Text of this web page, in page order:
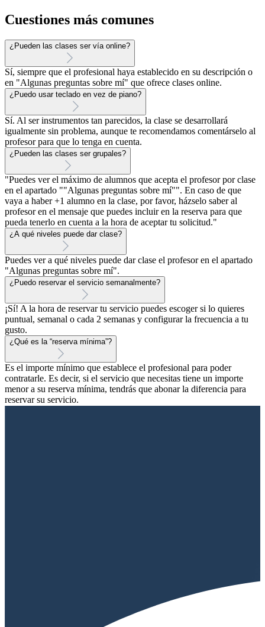
Cuestiones más comunes
¿Pueden las clases ser vía online?
Sí, siempre que el profesional haya establecido en su descripción o
en "Algunas preguntas sobre mí" que ofrece clases online.
¿Puedo usar teclado en vez de piano?
Sí. Al ser instrumentos tan parecidos, la clase se desarrollará
igualmente sin problema, aunque te recomendamos comentárselo al
profesor para que lo tenga en cuenta.
¿Pueden las clases ser grupales?
"Puedes ver el máximo de alumnos que acepta el profesor por clase
en el apartado ""Algunas preguntas sobre mí"". En caso de que
vaya a haber +1 alumno en la clase, por favor, házselo saber al
profesor en el mensaje que puedes incluir en la reserva para que
pueda tenerlo en cuenta a la hora de aceptar tu solicitud."
¿A qué niveles puede dar clase?
Puedes ver a qué niveles puede dar clase el profesor en el apartado
"Algunas preguntas sobre mí".
¿Puedo reservar el servicio semanalmente?
¡Sí! A la hora de reservar tu servicio puedes escoger si lo quieres
puntual, semanal o cada 2 semanas y configurar la frecuencia a tu
gusto.
¿Qué es la “reserva mínima”?
Es el importe mínimo que establece el profesional para poder
contratarle. Es decir, si el servicio que necesitas tiene un importe
menor a su reserva mínima, tendrás que abonar la diferencia para
reservar su servicio.